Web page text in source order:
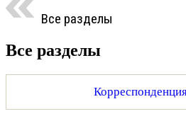
Все разделы
Все разделы